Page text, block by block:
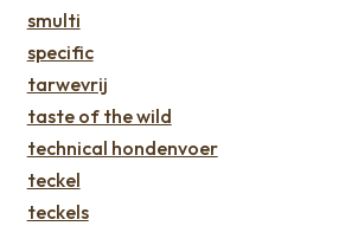
smulti
specific
tarwevrij
taste of the wild
technical hondenvoer
teckel
teckels